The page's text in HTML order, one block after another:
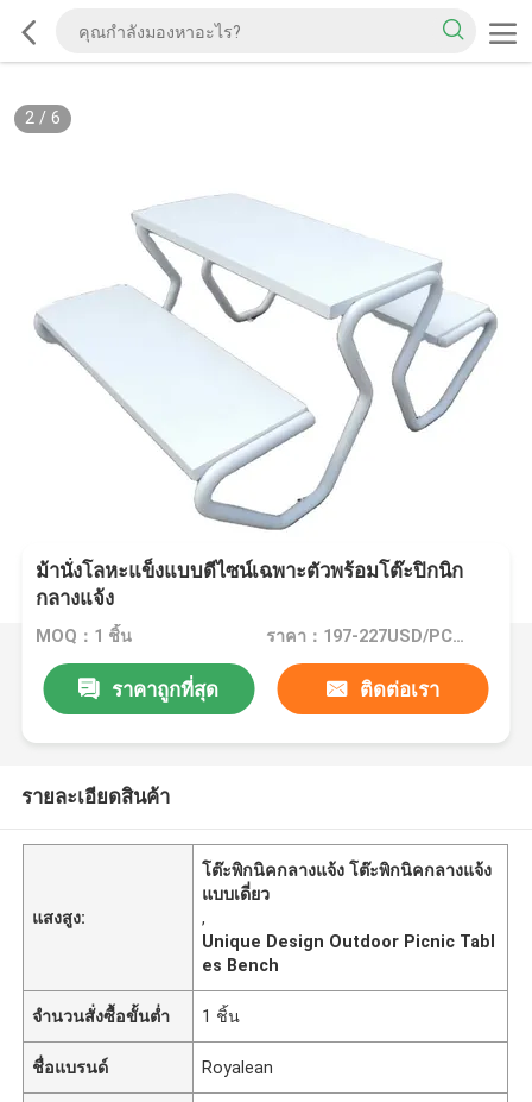
2/ 6
ม้านั่งโลหะแข็งแบบดีไซน์เฉพาะตัวพร้อมโต๊ะปิกนิก
กลางแจ้ง
MOQ：1 ชิ้น ราคา：197-227USD/PCS(Negotiate)
ราคาถูกที่สุด ติดต่อเรา
รายละเอียดสินค้า
แสงสูง:
โต๊ะพิกนิคกลางแจ้ง โต๊ะพิกนิคกลางแจ้ง
แบบเดี่ยว
,
Unique Design Outdoor Picnic Tabl
es Bench
จำนวนสั่งซื้อขั้นต่ำ 1 ชิ้น
ชื่อแบรนด์ Royalean